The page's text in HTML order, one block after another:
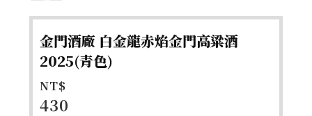
金門酒廠 白金龍赤焰金門高粱酒
2025(青色)
NT$
430